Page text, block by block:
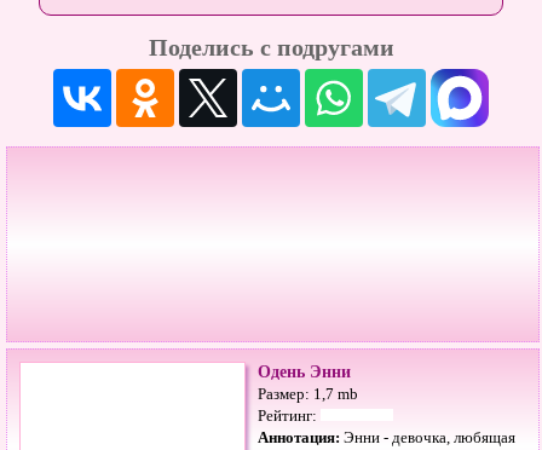
Поделись с подругами
Одень Энни
Размер: 1,7 mb
Рейтинг:
Аннотация: Энни - девочка, любящая